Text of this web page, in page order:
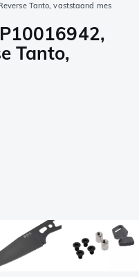
Tanto, vaststaand mes
Tanto,